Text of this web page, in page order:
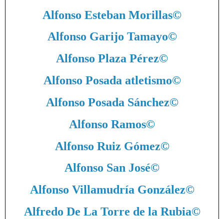
Alfonso Esteban Morillas©
Alfonso Garijo Tamayo©
Alfonso Plaza Pérez©
Alfonso Posada atletismo©
Alfonso Posada Sánchez©
Alfonso Ramos©
Alfonso Ruiz Gómez©
Alfonso San José©
Alfonso Villamudría González©
Alfredo De La Torre de la Rubia©